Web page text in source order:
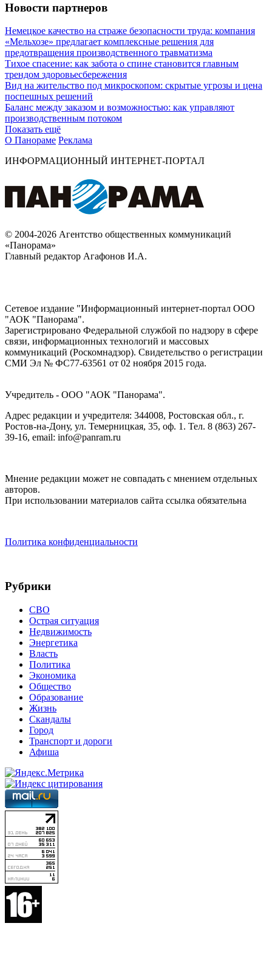
Новости партнеров
Немецкое качество на страже безопасности труда: компания
«Мельхозе» предлагает комплексные решения для
предотвращения производственного травматизма
Тихое спасение: как забота о спине становится главным
трендом здоровьесбережения
Вид на жительство под микроскопом: скрытые угрозы и цена
поспешных решений
Баланс между заказом и возможностью: как управляют
производственным потоком
Показать ещё
О Панораме Реклама
ИНФОРМАЦИОННЫЙ ИНТЕРНЕТ-ПОРТАЛ
© 2004-2026 Агентство общественных коммуникаций
«Панорама»
Главный редактор Агафонов И.А.
Сетевое издание "Информационный интернет-портал ООО
"АОК "Панорама".
Зарегистрировано Федеральной службой по надзору в сфере
связи, информационных технологий и массовых
коммуникаций (Роскомнадзор). Cвидетельство о регистрации
СМИ Эл № ФС77-63561 от 02 ноября 2015 года.
Учредитель - ООО "АОК "Панорама".
Адрес редакции и учредителя: 344008, Ростовская обл., г.
Ростов-на-Дону, ул. Темерницкая, 35, оф. 1. Тел. 8 (863) 267-
39-16, email: info@panram.ru
Мнение редакции может не совпадать с мнением отдельных
авторов.
При использовании материалов сайта ссылка обязательна
Политика конфиденциальности
Рубрики
СВО
Острая ситуация
Недвижимость
Энергетика
Власть
Политика
Экономика
Общество
Образование
Жизнь
Скандалы
Город
Транспорт и дороги
Афиша